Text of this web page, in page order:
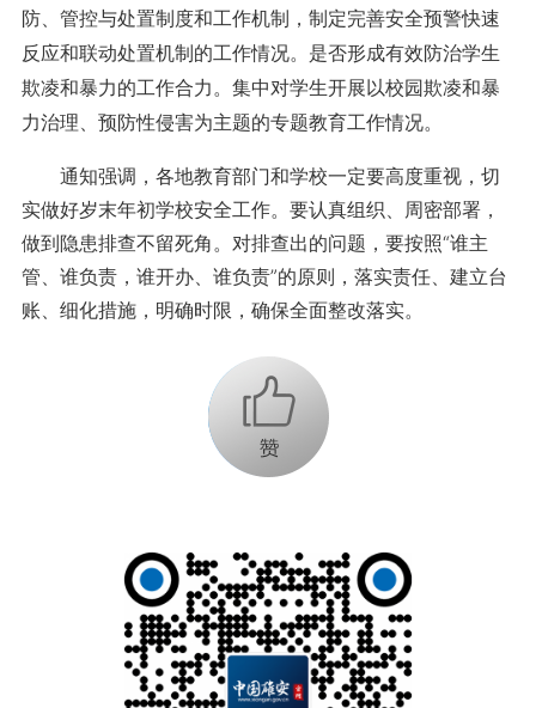
防、管控与处置制度和工作机制，制定完善安全预警快速
反应和联动处置机制的工作情况。是否形成有效防治学生
欺凌和暴力的工作合力。集中对学生开展以校园欺凌和暴
力治理、预防性侵害为主题的专题教育工作情况。
通知强调，各地教育部门和学校一定要高度重视，切
实做好岁末年初学校安全工作。要认真组织、周密部署，
做到隐患排查不留死角。对排查出的问题，要按照“谁主
管、谁负责，谁开办、谁负责”的原则，落实责任、建立台
账、细化措施，明确时限，确保全面整改落实。
+1